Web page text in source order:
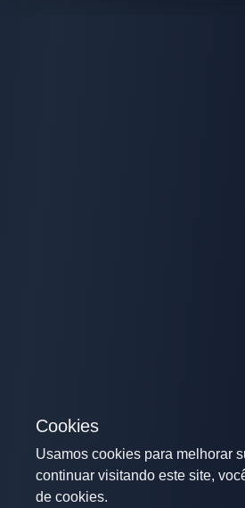
Cookies
Usamos cookies para melhorar
continuar visitando este site,
de cookies.